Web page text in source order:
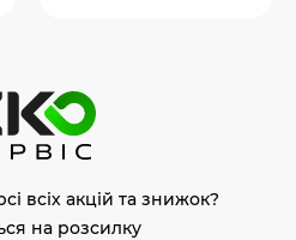
всіх акцій та знижок?
на розсилку